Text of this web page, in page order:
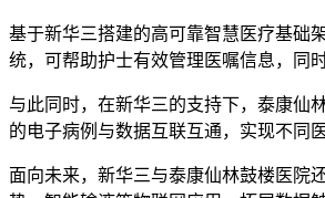
基于新华三搭建的高可靠智慧医疗基础
统，可帮助护士有效管理医嘱信息，同
与此同时，在新华三的支持下，泰康仙
的电子病例与数据互联互通，实现不同
面向未来，新华三与泰康仙林鼓楼医院